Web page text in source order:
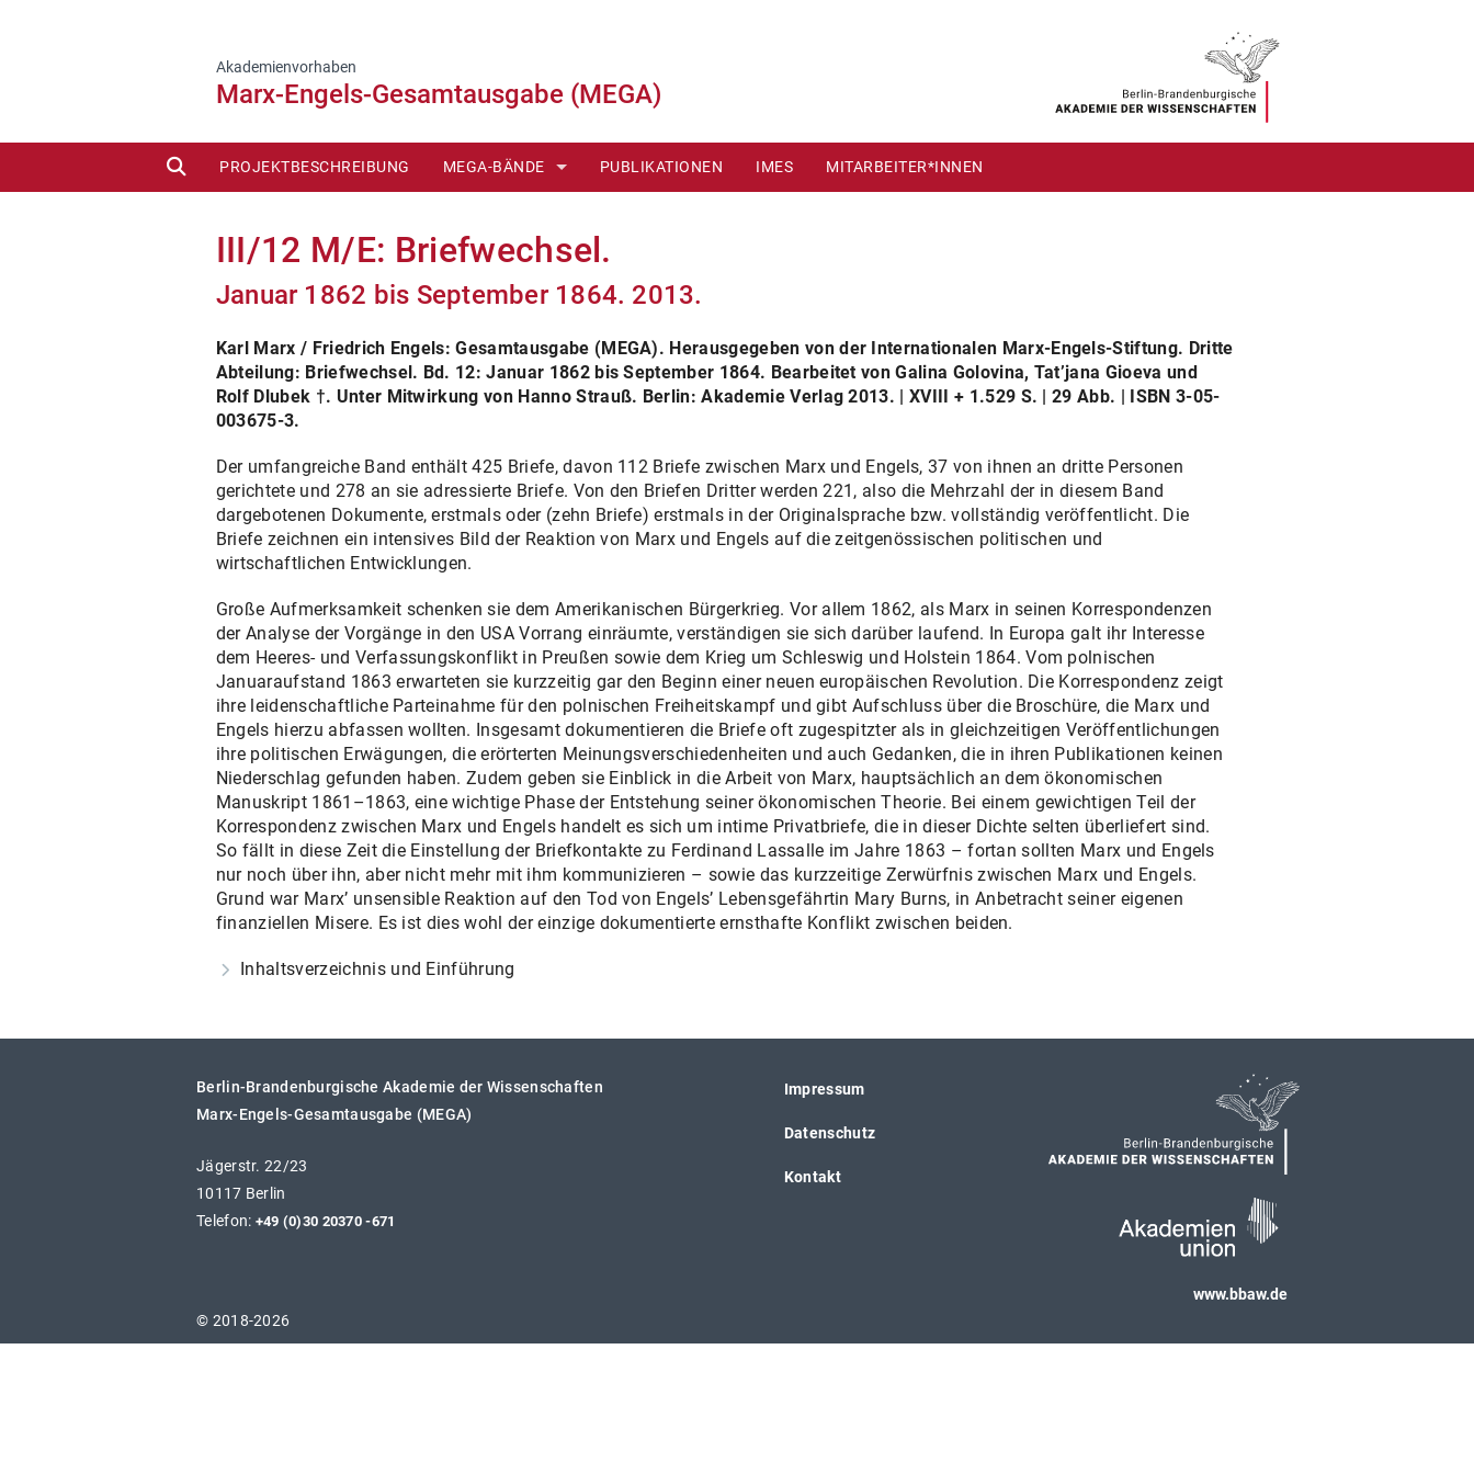
Akademienvorhaben
Marx-Engels-Gesamtausgabe (MEGA)
SUCHE
PROJEKTBESCHREIBUNG MEGA-BÄNDE
II. ABTEILUNG
III. ABTEILUNG
IV. ABTEILUNG
PUBLIKATIONEN IMES MITARBEITER*INNEN
III/12 M/E: Briefwechsel.
Januar 1862 bis September 1864. 2013.
Karl Marx / Friedrich Engels: Gesamtausgabe (MEGA). Herausgegeben von der Internationalen Marx-Engels-Stiftung. Dritte
Abteilung: Briefwechsel. Bd. 12: Januar 1862 bis September 1864. Bearbeitet von Galina Golovina, Tat’jana Gioeva und
Rolf Dlubek †. Unter Mitwirkung von Hanno Strauß. Berlin: Akademie Verlag 2013. | XVIII + 1.529 S. | 29 Abb. | ISBN 3-05-
003675-3.
Der umfangreiche Band enthält 425 Briefe, davon 112 Briefe zwischen Marx und Engels, 37 von ihnen an dritte Personen
gerichtete und 278 an sie adressierte Briefe. Von den Briefen Dritter werden 221, also die Mehrzahl der in diesem Band
dargebotenen Dokumente, erstmals oder (zehn Briefe) erstmals in der Originalsprache bzw. vollständig veröffentlicht. Die
Briefe zeichnen ein intensives Bild der Reaktion von Marx und Engels auf die zeitgenössischen politischen und
wirtschaftlichen Entwicklungen.
Große Aufmerksamkeit schenken sie dem Amerikanischen Bürgerkrieg. Vor allem 1862, als Marx in seinen Korrespondenzen
der Analyse der Vorgänge in den USA Vorrang einräumte, verständigen sie sich darüber laufend. In Europa galt ihr Interesse
dem Heeres- und Verfassungskonflikt in Preußen sowie dem Krieg um Schleswig und Holstein 1864. Vom polnischen
Januaraufstand 1863 erwarteten sie kurzzeitig gar den Beginn einer neuen europäischen Revolution. Die Korrespondenz zeigt
ihre leidenschaftliche Parteinahme für den polnischen Freiheitskampf und gibt Aufschluss über die Broschüre, die Marx und
Engels hierzu abfassen wollten. Insgesamt dokumentieren die Briefe oft zugespitzter als in gleichzeitigen Veröffentlichungen
ihre politischen Erwägungen, die erörterten Meinungsverschiedenheiten und auch Gedanken, die in ihren Publikationen keinen
Niederschlag gefunden haben. Zudem geben sie Einblick in die Arbeit von Marx, hauptsächlich an dem ökonomischen
Manuskript 1861–1863, eine wichtige Phase der Entstehung seiner ökonomischen Theorie. Bei einem gewichtigen Teil der
Korrespondenz zwischen Marx und Engels handelt es sich um intime Privatbriefe, die in dieser Dichte selten überliefert sind.
So fällt in diese Zeit die Einstellung der Briefkontakte zu Ferdinand Lassalle im Jahre 1863 – fortan sollten Marx und Engels
nur noch über ihn, aber nicht mehr mit ihm kommunizieren – sowie das kurzzeitige Zerwürfnis zwischen Marx und Engels.
Grund war Marx’ unsensible Reaktion auf den Tod von Engels’ Lebensgefährtin Mary Burns, in Anbetracht seiner eigenen
finanziellen Misere. Es ist dies wohl der einzige dokumentierte ernsthafte Konflikt zwischen beiden.
Inhaltsverzeichnis und Einführung
Berlin-Brandenburgische Akademie der Wissenschaften
Marx-Engels-Gesamtausgabe (MEGA)
Jägerstr. 22/23
10117 Berlin
Telefon: +49 (0)30 20370 -671
Impressum
Datenschutz
Kontakt
www.bbaw.de
© 2018-2026